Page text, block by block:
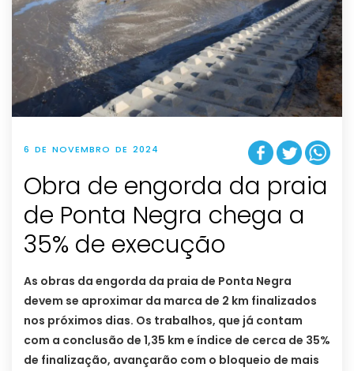
6 DE NOVEMBRO DE 2024
Obra de engorda da praia
de Ponta Negra chega a
35% de execução
As obras da engorda da praia de Ponta Negra
devem se aproximar da marca de 2 km finalizados
nos próximos dias. Os trabalhos, que já contam
com a conclusão de 1,35 km e índice de cerca de 35%
de finalização, avançarão com o bloqueio de mais